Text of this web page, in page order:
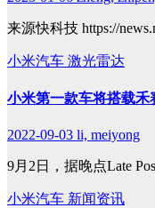
来源快科技 https://
小米汽车 激光雷达
小米第一款车将搭载禾
2022-09-03 li, meiyong
9月2日，据晚点Late
小米汽车 新闻资讯